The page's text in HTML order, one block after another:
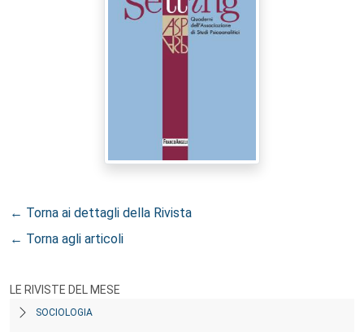
← Torna ai dettagli della Rivista
← Torna agli articoli
LE RIVISTE DEL MESE
SOCIOLOGIA